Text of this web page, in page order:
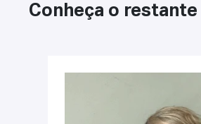
Conheça o